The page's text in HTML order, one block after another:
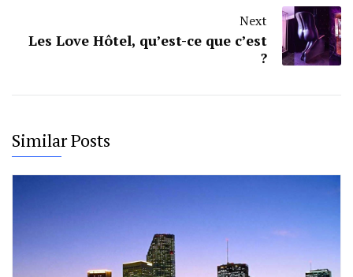
Next
Les Love Hôtel, qu’est-ce que c’est
?
Similar Posts